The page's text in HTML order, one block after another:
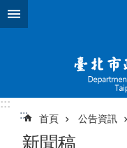
跳到主要內容區塊
:::
:::
首頁 公告資訊
新聞稿